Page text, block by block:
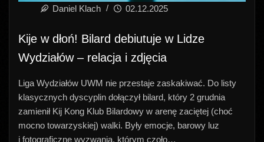
Daniel Klach 02.12.2025
Kije w dłoń! Bilard debiutuje w Lidze
Wydziałów – relacja i zdjęcia
Liga Wydziałów UWM nie przestaje zaskakiwać. Do listy
klasycznych dyscyplin dołączył bilard, który 2 grudnia
zamienił Kij Kong Klub Bilardowy w arenę zaciętej (choć
mocno towarzyskiej) walki. Były emocje, barowy luz
i fotograficzne wyzwania, którym czoło…